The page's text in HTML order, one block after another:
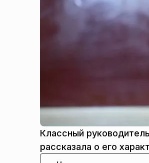
Классный
рассказала о его